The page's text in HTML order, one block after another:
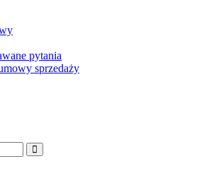
pytania
sprzedaży